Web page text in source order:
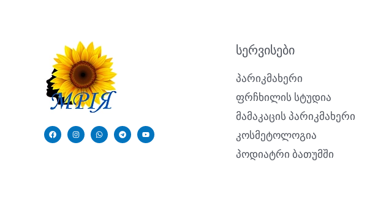
სერვისები
პარიკმახერი
ფრჩხილის სტუდია
მამაკაცის პარიკმახერი
კოსმეტოლოგია
პოდიატრი ბათუმში